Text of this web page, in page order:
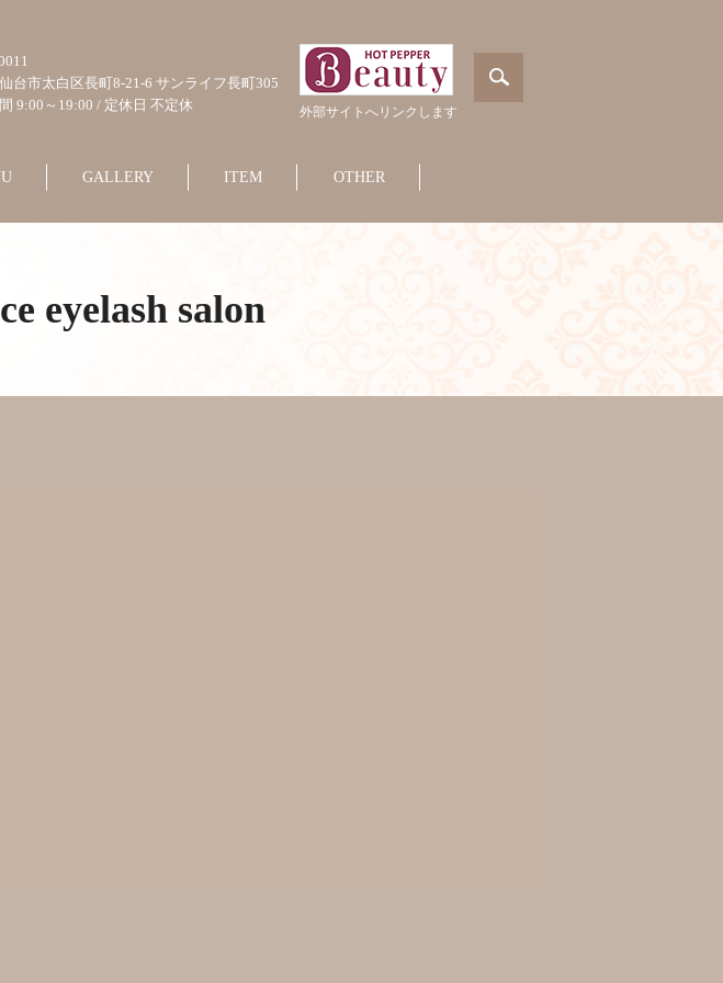
台市太白区長町8-21-6 サンライフ長町305
9:00～19:00 / 定休日 不定休
外部サイトへリンクします
GALLERY ITEM OTHER
eyelash salon